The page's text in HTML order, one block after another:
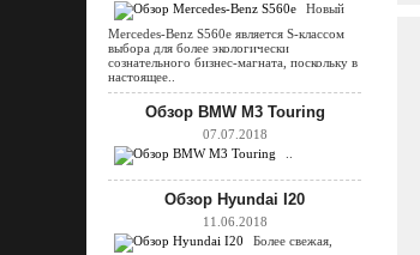
Новый
Mercedes-Benz S560e является S-классом
выбора для более экологически
сознательного бизнес-магната, поскольку в
настоящее..
Обзор BMW M3 Touring
07.07.2018
Обзор Hyundai I20
11.06.2018
Более свежая,